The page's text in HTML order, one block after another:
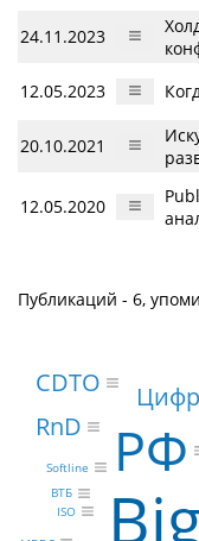
24.11.2023
12.05.2023
20.10.2021
12.05.2020
Публикаций - 6,
РФ
CDTO
RnD
Softline
ВТБ
ISO